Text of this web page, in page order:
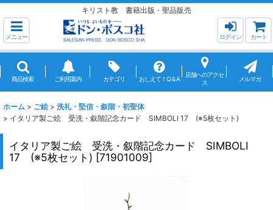
キリスト教 書籍出版・聖品販売
メニュー ログイン カート
商品検索 ご利用案内 カテゴリ おしえて！Q＆A
店舗へのアクセ
ス
メルマガ
ホーム > ご絵 > 洗礼・堅信・叙階・初聖体
> イタリア製ご絵 受洗・叙階記念カード SIMBOLI 17 (※5枚セット)
イタリア製ご絵 受洗・叙階記念カード SIMBOLI
17 (※5枚セット) [71901009]